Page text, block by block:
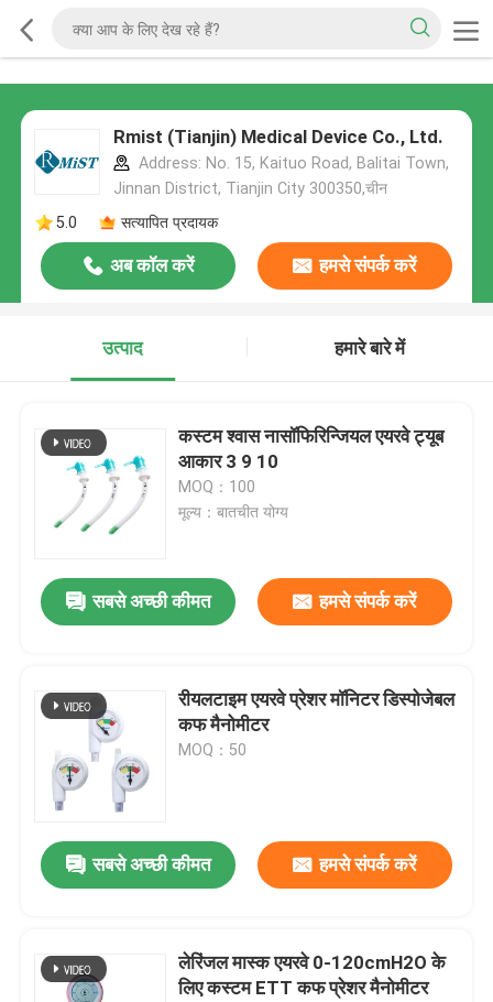
Rmist (Tianjin) Medical Device Co., Ltd.
Address: No. 15, Kaituo Road, Balitai Town,
Jinnan District, Tianjin City 300350,चीन
5.0
सत्यापित प्रदायक
अब कॉल करें हमसे संपर्क करें
उत्पाद हमारे बारे में
कस्टम श्वास नासॉफिरिन्जियल एयरवे ट्यूब
आकार 3 9 10
MOQ：100
मूल्य：बातचीत योग्य
सबसे अच्छी कीमत हमसे संपर्क करें
रीयलटाइम एयरवे प्रेशर मॉनिटर डिस्पोजेबल
कफ मैनोमीटर
MOQ：50
सबसे अच्छी कीमत हमसे संपर्क करें
लेरिंजल मास्क एयरवे 0-120cmH2O के
लिए कस्टम ETT कफ प्रेशर मैनोमीटर